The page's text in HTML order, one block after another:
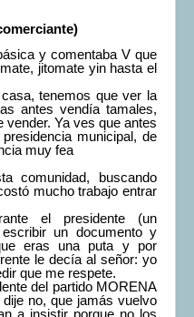
y comentaba V que
jitomate yin hasta el
tenemos que ver la
antes vendía tamales,
vender. Ya ves que antes
municipal, de
muy fea
comunidad, buscando
mucho trabajo entrar
el presidente (un
un documento y
eras una puta y por
le decía al señor: yo
que me respete.
del partido MORENA
no, que jamás vuelvo
a insistir porque no los